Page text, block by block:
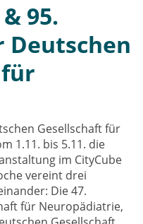
95.
Deutschen
Gesellschaft für
1.11. bis 5.11. die
im CityCube
vereint drei
Die 47.
für Neuropädiatrie,